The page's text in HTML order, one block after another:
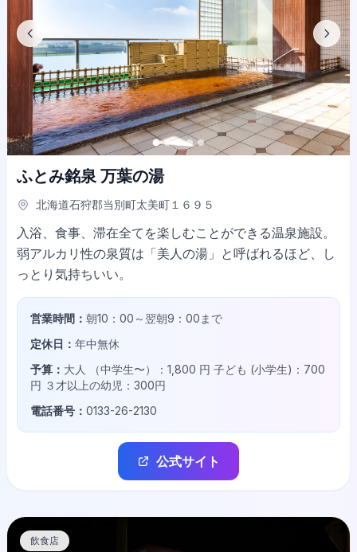
ふとみ銘泉 万葉の湯
北海道石狩郡当別町太美町１６９５
入浴、食事、滞在全てを楽しむことができる温泉施設。
弱アルカリ性の泉質は「美人の湯」と呼ばれるほど、し
っとり気持ちいい。
営業時間： 朝10：00～翌朝9：00まで
定休日： 年中無休
予算： 大人 （中学生〜）：1,800 円 子ども (小学生)：700
円 ３才以上の幼児：300円
電話番号： 0133-26-2130
公式サイト
飲食店